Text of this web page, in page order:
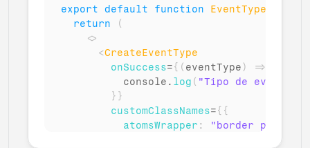
export default function EventType
return
(
<>
<CreateEventType
onSuccess={ ( eventType ) =>
console . log ( "Tipo de evento
} }
customClassNames={ {
atomsWrapper :
"border p-6
"bg-green-